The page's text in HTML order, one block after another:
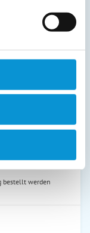
1. Nacht
uns eine Anfrage.
wochenweise
Zeitraum frei)
bestellt werden